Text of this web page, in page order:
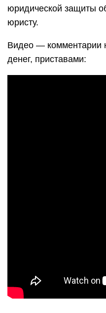
юридической защиты
юристу.
Видео — комментарии
денег, приставами: